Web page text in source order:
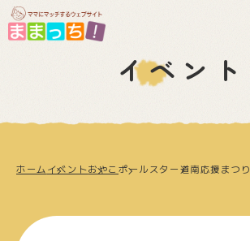
イベント
ホーム イベントおやこポールスター道南応援まつり